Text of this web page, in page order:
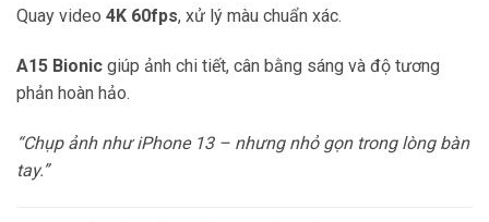
Quay video 4K 60fps, xử lý màu chuẩn xác.
A15 Bionic giúp ảnh chi tiết, cân bằng sáng và độ tương
phản hoàn hảo.
“Chụp ảnh như iPhone 13 – nhưng nhỏ gọn trong lòng bàn
tay.”